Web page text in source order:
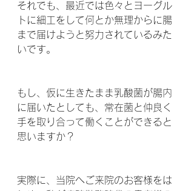
それでも、最近では色々とヨーグル
トに細工をして何とか無理からに腸
まで届けようと努力されているみた
いです。
もし、仮に生きたまま乳酸菌が腸内
に届いたとしても、常在菌と仲良く
手を取り合って働くことができると
思いますか？
実際に、当院へご来院のお客様をは